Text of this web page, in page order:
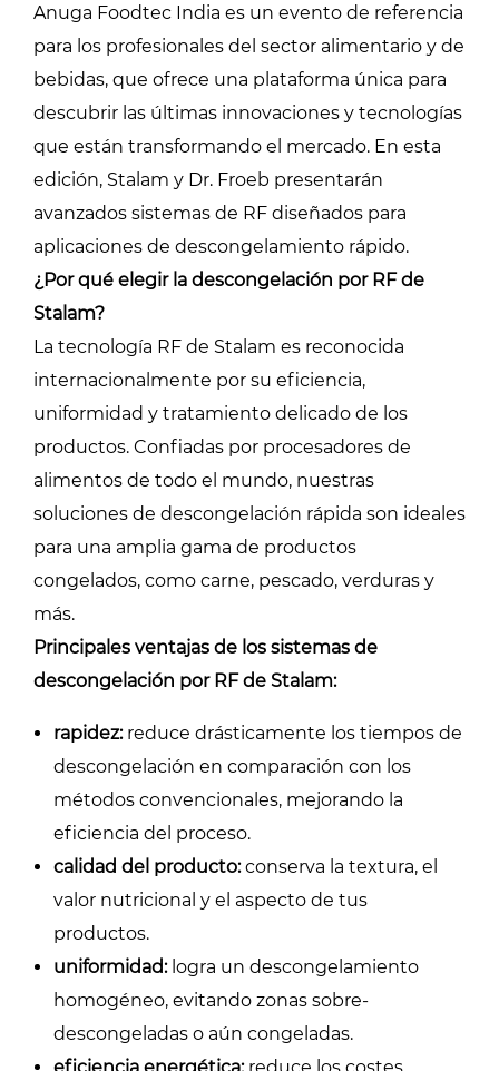
Anuga Foodtec India es un evento de referencia
para los profesionales del sector alimentario y de
bebidas, que ofrece una plataforma única para
descubrir las últimas innovaciones y tecnologías
que están transformando el mercado. En esta
edición, Stalam y Dr. Froeb presentarán
avanzados sistemas de RF diseñados para
aplicaciones de descongelamiento rápido.
¿Por qué elegir la descongelación por RF de
Stalam?
La tecnología RF de Stalam es reconocida
internacionalmente por su eficiencia,
uniformidad y tratamiento delicado de los
productos. Confiadas por procesadores de
alimentos de todo el mundo, nuestras
soluciones de descongelación rápida son ideales
para una amplia gama de productos
congelados, como carne, pescado, verduras y
más.
Principales ventajas de los sistemas de
descongelación por RF de Stalam:
rapidez:reduce drásticamente los tiempos de
descongelación en comparación con los
métodos convencionales, mejorando la
eficiencia del proceso.
calidad del producto:conserva la textura, el
valor nutricional y el aspecto de tus
productos.
uniformidad:logra un descongelamiento
homogéneo, evitando zonas sobre-
descongeladas o aún congeladas.